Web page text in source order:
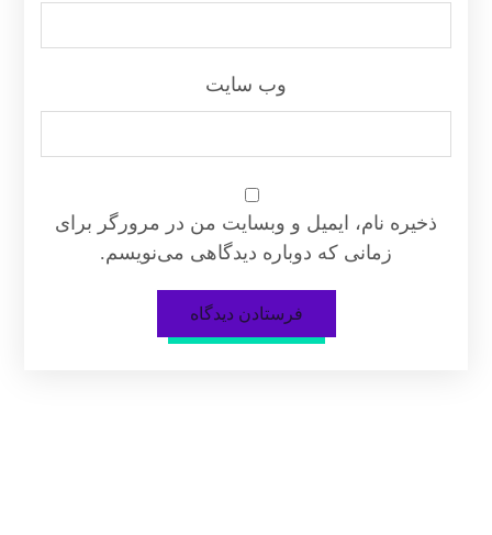
وب‌ سایت
ذخیره نام، ایمیل و وبسایت من در مرورگر برای
زمانی که دوباره دیدگاهی می‌نویسم.